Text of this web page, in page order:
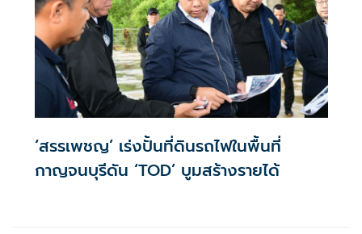
‘สรรเพชญ’ เร่งปั้นที่ดินรถไฟในพื้นที่
กาญจนบุรีดัน ‘TOD’ บูมสร้างรายได้